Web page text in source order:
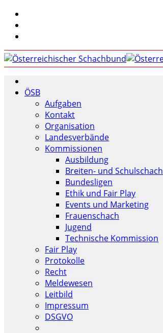
ÖSB
Aufgaben
Kontakt
Organisation
Landesverbände
Kommissionen
Ausbildung
Breiten- und Schulschach
Bundesligen
Ethik und Fair Play
Events und Marketing
Frauenschach
Jugend
Technische Kommission
Fair Play
Protokolle
Recht
Meldewesen
Leitbild
Impressum
DSGVO